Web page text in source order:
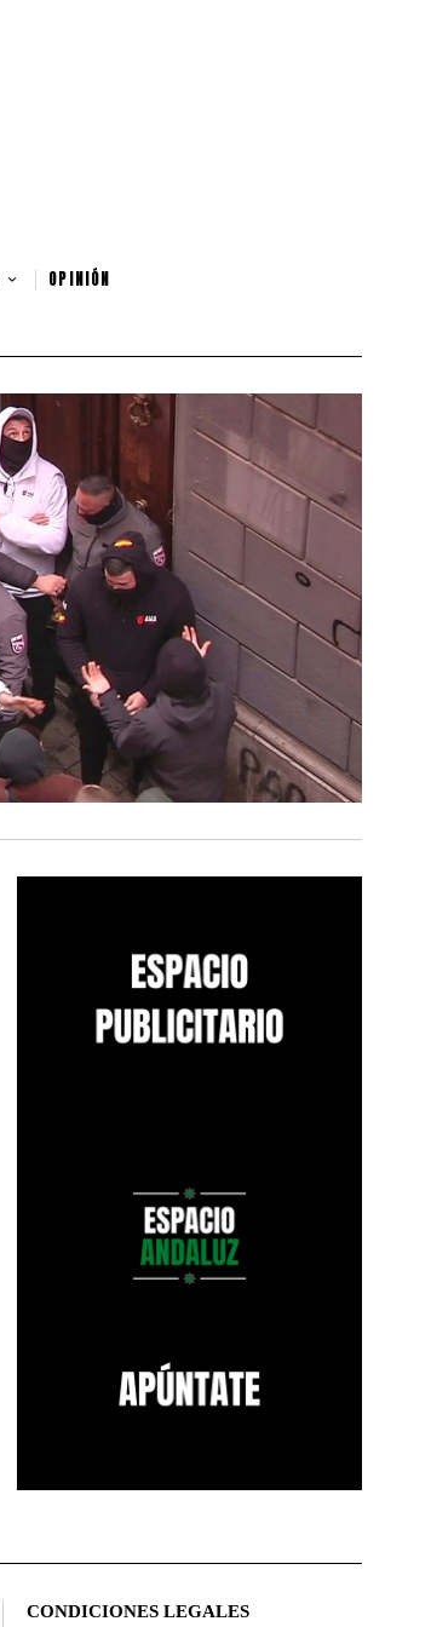
OPINIÓN
CONDICIONES LEGALES